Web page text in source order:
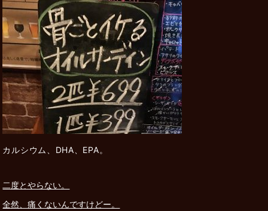
カルシウム、DHA、EPA。
二度とやらない。
全然、痛くないんですけどー。